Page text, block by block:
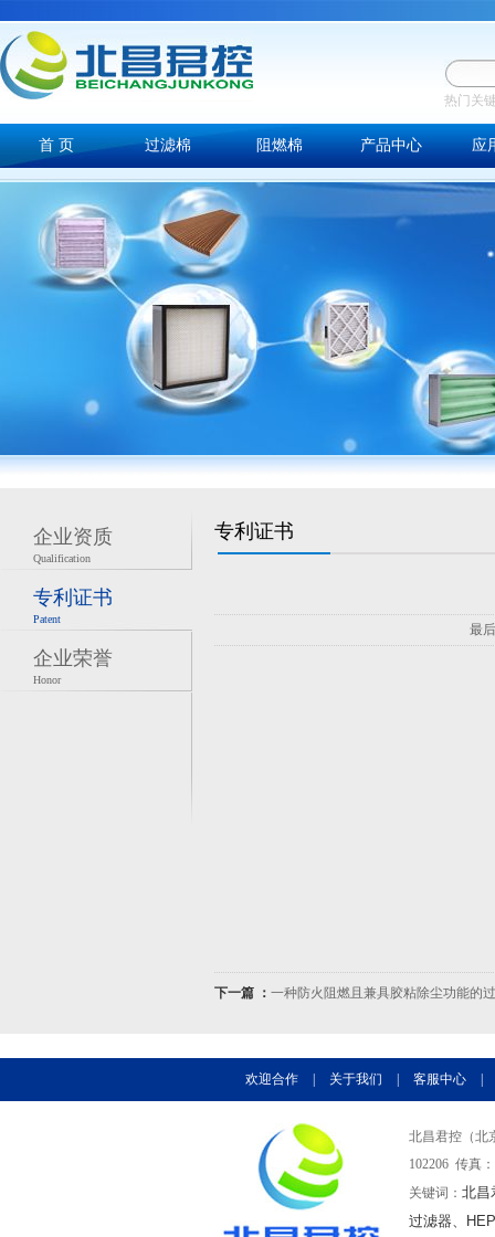
热门关
首 页 过滤棉 阻燃棉 产品中心 应
企业资质
Qualification
专利证书
Patent
企业荣誉
Honor
专利证书
最
下一篇 ： 一种防火阻燃且兼具胶粘除尘功能的
欢迎合作 关于我们 客服中心
北昌君控（北
102206 传真
关键词： 北昌
过滤器、